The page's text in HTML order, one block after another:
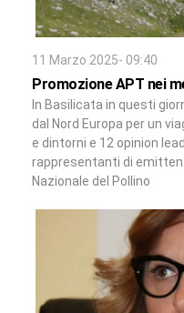
11 Marzo 2025- 09:40
Promozione APT nei
In Basilicata in questi
dal Nord Europa per un
e dintorni e 12 opinion
rappresentanti di
Nazionale del Pollino